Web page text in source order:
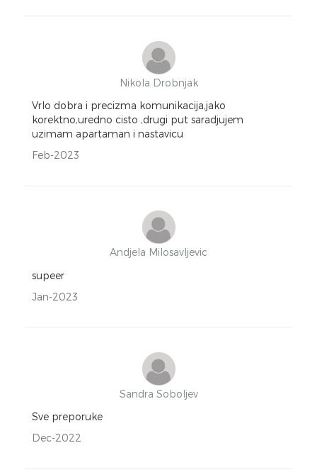
Nikola Drobnjak
Vrlo dobra i precizma komunikacija,jako
korektno,uredno cisto ,drugi put saradjujem
uzimam apartaman i nastavicu
Feb-2023
Andjela Milosavljevic
supeer
Jan-2023
Sandra Soboljev
Sve preporuke
Dec-2022